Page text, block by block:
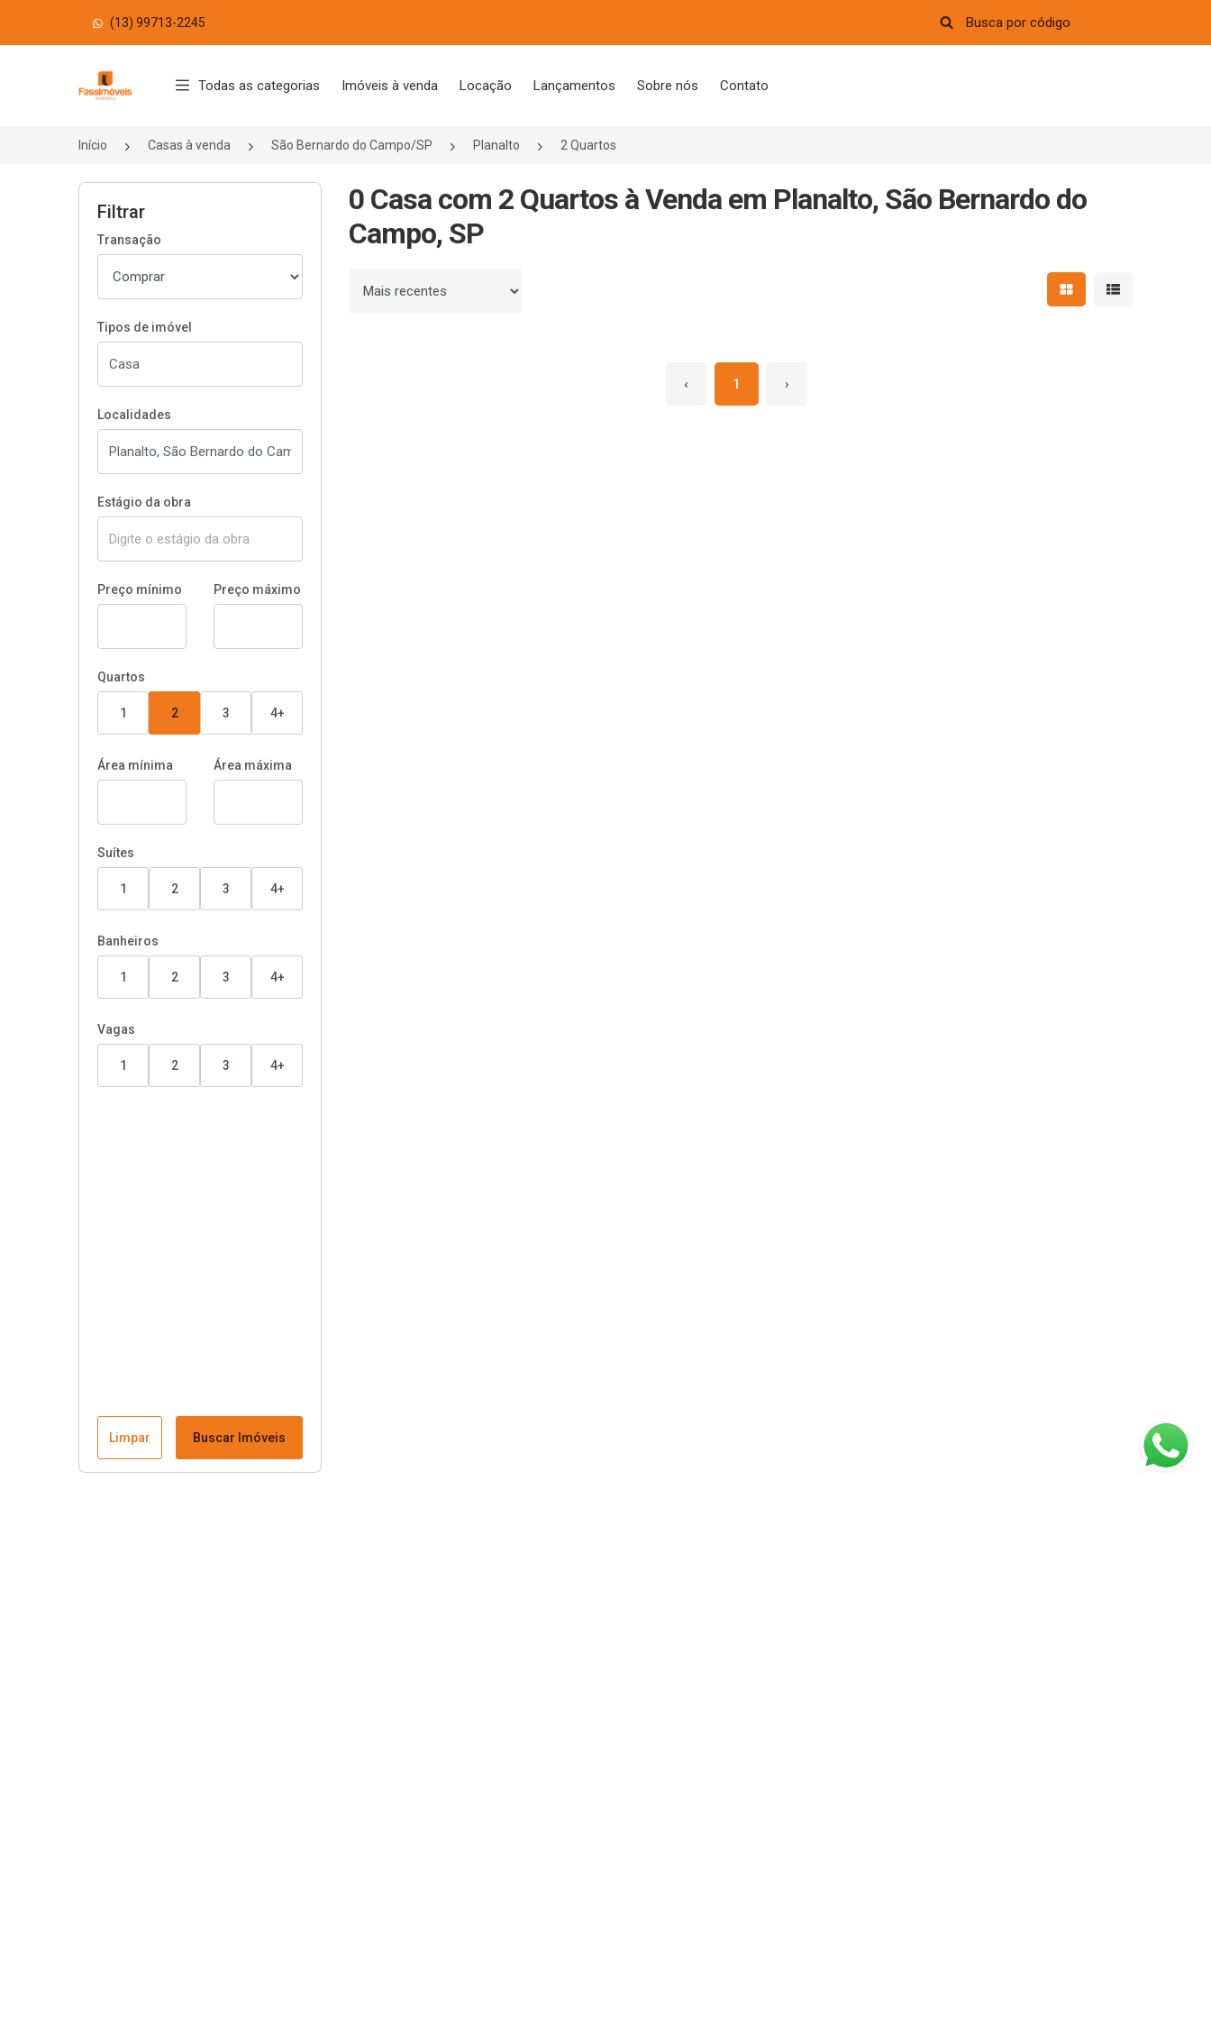
(13) 99713-2245
Página inicial
Todas as categorias Imóveis à venda Locação Lançamentos Sobre nós Contato
Início Casas à venda São Bernardo do Campo/SP Planalto 2 Quartos
Filtrar
Transação
Tipos de imóvel
Localidades
Estágio da obra
Preço mínimo Preço máximo
Quartos
1 2 3 4+
Área mínima Área máxima
Suítes
1 2 3 4+
Banheiros
1 2 3 4+
Vagas
1 2 3 4+
Limpar Buscar Imóveis
0 Casa com 2 Quartos à Venda em Planalto, São Bernardo do
Campo, SP
Ordenar por Mostrar resultados em
Mostrar
‹ 1 ›